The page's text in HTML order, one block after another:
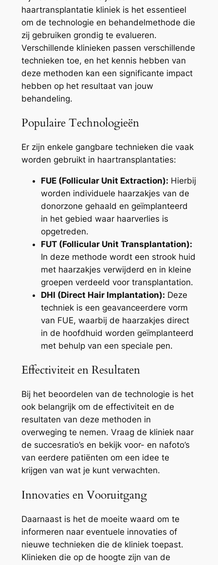
haartransplantatie kliniek is het essentieel
om de technologie en behandelmethode die
zij gebruiken grondig te evalueren.
Verschillende klinieken passen verschillende
technieken toe, en het kennis hebben van
deze methoden kan een significante impact
hebben op het resultaat van jouw
behandeling.
Populaire Technologieën
Er zijn enkele gangbare technieken die vaak
worden gebruikt in haartransplantaties:
FUE (Follicular Unit Extraction): Hierbij
worden individuele haarzakjes van de
donorzone gehaald en geïmplanteerd
in het gebied waar haarverlies is
opgetreden.
FUT (Follicular Unit Transplantation):
In deze methode wordt een strook huid
met haarzakjes verwijderd en in kleine
groepen verdeeld voor transplantation.
DHI (Direct Hair Implantation): Deze
techniek is een geavanceerdere vorm
van FUE, waarbij de haarzakjes direct
in de hoofdhuid worden geïmplanteerd
met behulp van een speciale pen.
Effectiviteit en Resultaten
Bij het beoordelen van de technologie is het
ook belangrijk om de effectiviteit en de
resultaten van deze methoden in
overweging te nemen. Vraag de kliniek naar
de succesratio’s en bekijk voor- en nafoto’s
van eerdere patiënten om een idee te
krijgen van wat je kunt verwachten.
Innovaties en Vooruitgang
Daarnaast is het de moeite waard om te
informeren naar eventuele innovaties of
nieuwe technieken die de kliniek toepast.
Klinieken die op de hoogte zijn van de